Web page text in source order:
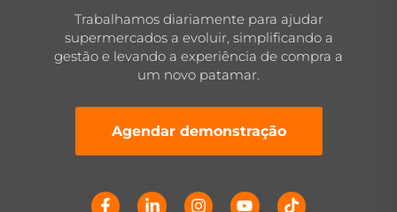
Trabalhamos diariamente para ajudar
supermercados a evoluir, simplificando a
gestão e levando a experiência de compra a
um novo patamar.
Agendar demonstração